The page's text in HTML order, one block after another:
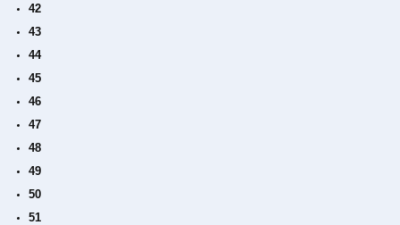
42
43
44
45
46
47
48
49
50
51